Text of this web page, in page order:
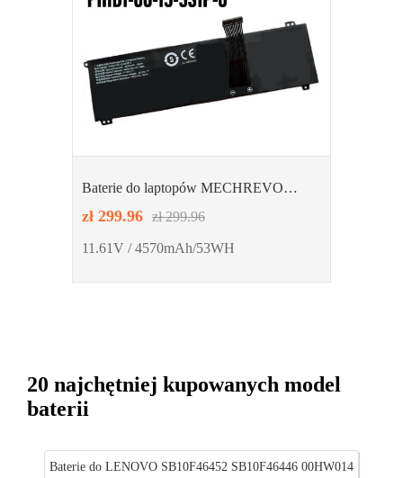
Baterie do laptopów MECHREVO
zł 299.96 zł 299.96
11.61V / 4570mAh/53WH
20 najchętniej kupowanych model
baterii
Baterie do LENOVO SB10F46452 SB10F46446 00HW014